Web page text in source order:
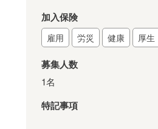
加入保険
雇用 労災 健康 厚生
募集人数
1名
特記事項